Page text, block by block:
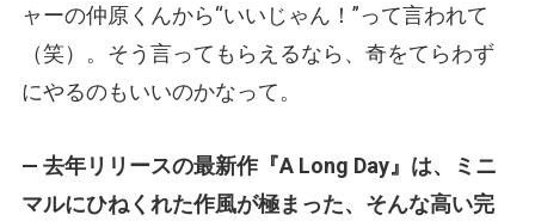
ャーの仲原くんから“いいじゃん！”って言われて
（笑）。そう言ってもらえるなら、奇をてらわず
にやるのもいいのかなって。
— 去年リリースの最新作『A Long Day』は、ミニ
マルにひねくれた作風が極まった、そんな高い完